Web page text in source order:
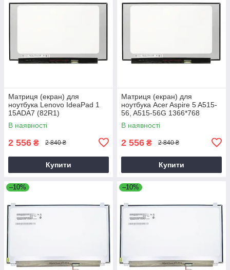
Матриця (екран) для
ноутбука Lenovo IdeaPad 1
15ADA7 (82R1)
В наявності
2 556 ₴ 2 840 ₴
Купити
Матриця (екран) для
ноутбука Acer Aspire 5 A515-
56, A515-56G 1366*768
1920*1080
В наявності
2 556 ₴ 2 840 ₴
Купити
–10% –10%